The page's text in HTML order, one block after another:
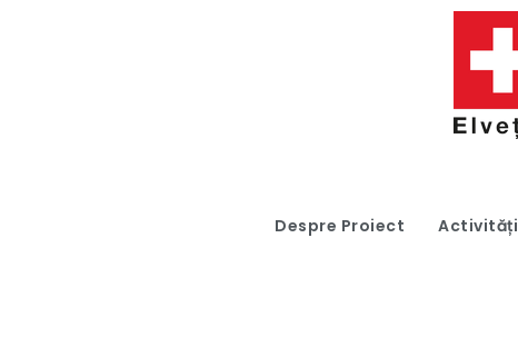
Despre Proiect Activități